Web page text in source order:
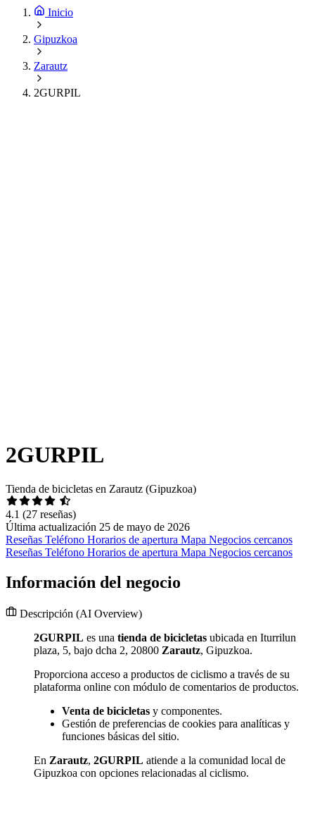
Inicio
Gipuzkoa
Zarautz
2GURPIL
2GURPIL
Tienda de bicicletas en Zarautz (Gipuzkoa)
4.1 (27 reseñas)
Última actualización 25 de mayo de 2026
Reseñas Teléfono Horarios de apertura Mapa Negocios cercanos
Reseñas Teléfono Horarios de apertura Mapa Negocios cercanos
Información del negocio
Descripción (AI Overview)
2GURPIL es una tienda de bicicletas ubicada en Iturrilun
plaza, 5, bajo dcha 2, 20800 Zarautz, Gipuzkoa.
Proporciona acceso a productos de ciclismo a través de su
plataforma online con módulo de comentarios de productos.
Venta de bicicletas y componentes.
Gestión de preferencias de cookies para analíticas y
funciones básicas del sitio.
En Zarautz, 2GURPIL atiende a la comunidad local de
Gipuzkoa con opciones relacionadas al ciclismo.